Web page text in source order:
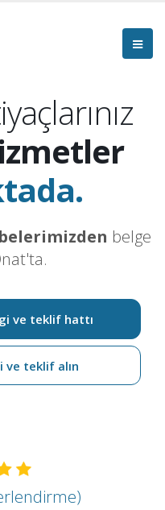
belge
ve teklif hattı
ve teklif alın